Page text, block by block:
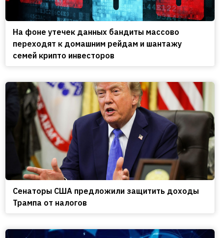
На фоне утечек данных бандиты массово
переходят к домашним рейдам и шантажу
семей крипто инвесторов
Сенаторы США предложили защитить доходы
Трампа от налогов